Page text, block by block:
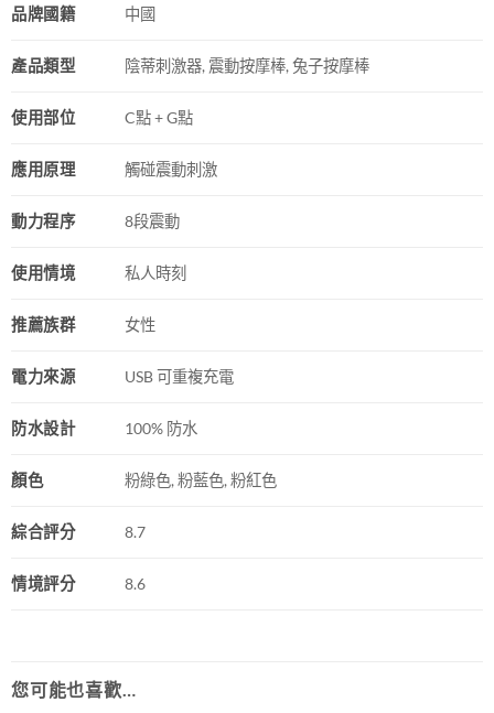
品牌國籍 中國
產品類型 陰蒂刺激器, 震動按摩棒, 兔子按摩棒
使用部位 C點 + G點
應用原理 觸碰震動刺激
動力程序 8段震動
使用情境 私人時刻
推薦族群 女性
電力來源 USB 可重複充電
防水設計 100% 防水
顏色 粉綠色, 粉藍色, 粉紅色
綜合評分 8.7
情境評分 8.6
您可能也喜歡…